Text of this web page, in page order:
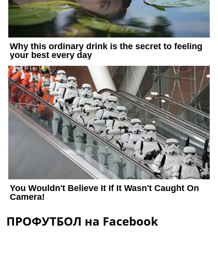
ПРОФУТБОЛ на Facebook